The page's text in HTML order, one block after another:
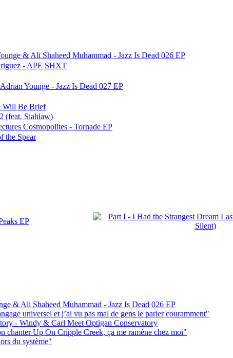
& Ali Shaheed Muhammad - Jazz Is Dead 026 EP
- APE SHXT
Younge - Jazz Is Dead 027 EP
Will Be Brief
(feat. Siahlaw)
Cosmopolites - Tornade EP
the Spear
& Ali Shaheed Muhammad - Jazz Is Dead 026 EP
universel et j’ai vu pas mal de gens le parler couramment"
- Windy & Carl Meet Optigan Conservatory
chanter Up On Cripple Creek, ça me ramène chez moi"
du système"